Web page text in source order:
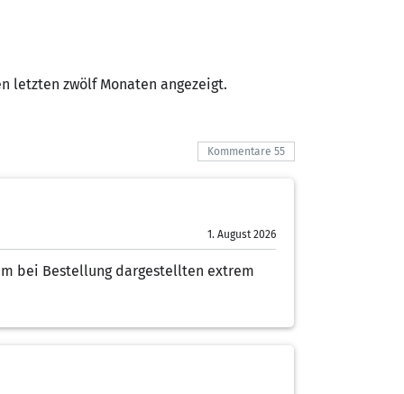
letzten zwölf Monaten angezeigt.
Kommentare 55
1. August 2026
bei Bestellung dargestellten extrem